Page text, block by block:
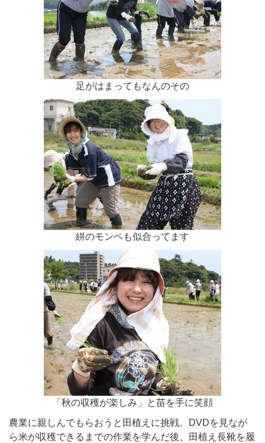
足がはまってもなんのその
絣のモンペも似合ってます
「秋の収穫が楽しみ」と苗を手に笑顔
農業に親しんでもらおうと田植えに挑戦。DVDを見なが
ら米が収穫できるまでの作業を学んだ後、田植え長靴を履